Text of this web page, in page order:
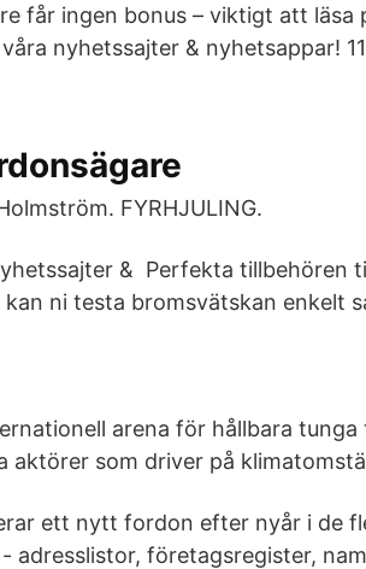
får ingen bonus – viktigt att läsa
nyhetssajter & nyhetsappar!
FYRHJULING.
& Perfekta tillbehören
ni testa bromsvätskan enkelt
arena för hållbara
aktörer som driver på
ett nytt fordon efter nyår i de
adresslistor, företagsregister,